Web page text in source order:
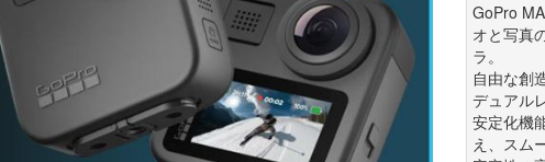
GoPro
オと写真
ラ。
自由な創
デュアル
安定化機
え、スム